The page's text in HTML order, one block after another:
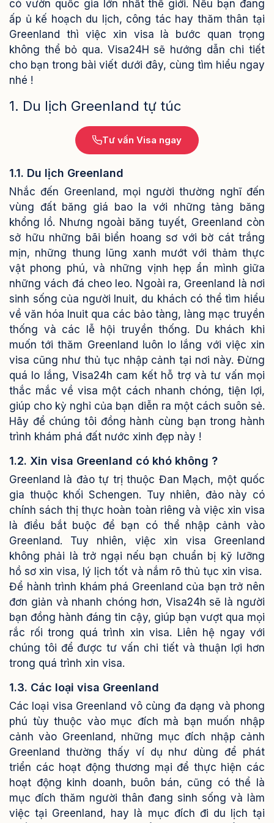
có vườn quốc gia lớn nhất thế giới. Nếu bạn đang
ấp ủ kế hoạch du lịch, công tác hay thăm thân tại
Greenland thì việc xin visa là bước quan trọng
không thể bỏ qua. Visa24H sẽ hướng dẫn chi tiết
cho bạn trong bài viết dưới đây, cùng tìm hiểu ngay
nhé !
1. Du lịch Greenland tự túc
Tư vấn Visa ngay
1.1. Du lịch Greenland
Nhắc đến Greenland, mọi người thường nghĩ đến
vùng đất băng giá bao la với những tảng băng
khổng lồ. Nhưng ngoài băng tuyết, Greenland còn
sở hữu những bãi biển hoang sơ với bờ cát trắng
mịn, những thung lũng xanh mướt với thảm thực
vật phong phú, và những vịnh hẹp ẩn mình giữa
những vách đá cheo leo. Ngoài ra, Greenland là nơi
sinh sống của người Inuit, du khách có thể tìm hiểu
về văn hóa Inuit qua các bảo tàng, làng mạc truyền
thống và các lễ hội truyền thống.
Du khách khi
muốn tới thăm Greenland luôn lo lắng với việc xin
visa cũng như thủ tục nhập cảnh tại nơi này. Đừng
quá lo lắng, Visa24h cam kết hỗ trợ và tư vấn mọi
thắc mắc về visa một cách nhanh chóng, tiện lợi,
giúp cho kỳ nghỉ của bạn diễn ra một cách suôn sẻ.
Hãy để chúng tôi đồng hành cùng bạn trong hành
trình khám phá đất nước xinh đẹp này !
1.2. Xin visa Greenland có khó không ?
Greenland là đảo tự trị thuộc Đan Mạch, một quốc
gia thuộc khối Schengen. Tuy nhiên, đảo này có
chính sách thị thực hoàn toàn riêng và việc xin visa
là điều bắt buộc để bạn có thể nhập cảnh vào
Greenland. Tuy nhiên, việc xin visa Greenland
không phải là trở ngại nếu bạn chuẩn bị kỹ lưỡng
hồ sơ xin visa, lý lịch tốt và nắm rõ thủ tục xin visa.
Để hành trình khám phá Greenland của bạn trở nên
đơn giản và nhanh chóng hơn, Visa24h sẽ là người
bạn đồng hành đáng tin cậy, giúp bạn vượt qua mọi
rắc rối trong quá trình xin visa. Liên hệ ngay với
chúng tôi để được tư vấn chi tiết và thuận lợi hơn
trong quá trình xin visa.
1.3. Các loại visa Greenland
Các loại visa Greenland vô cùng đa dạng và phong
phú tùy thuộc vào mục đích mà bạn muốn nhập
cảnh vào Greenland, những mục đích nhập cảnh
Greenland thường thấy ví dụ như dùng để phát
triển các hoạt động thương mại để thực hiện các
hoạt động kinh doanh, buôn bán, cũng có thể là
mục đích thăm người thân đang sinh sống và làm
việc tại Greenland, hay là mục đích đi du lịch tại